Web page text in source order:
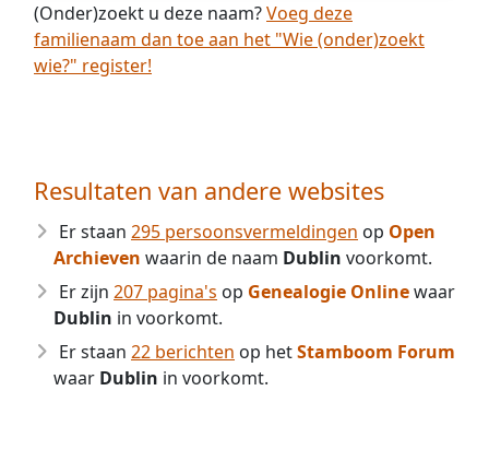
(Onder)zoekt u deze naam?Voeg deze
familienaam dan toe aan het "Wie (onder)zoekt
wie?" register!
Resultaten van andere websites
Er staan 295 persoonsvermeldingen op Open
Archieven waarin de naam Dublin voorkomt.
Er zijn 207 pagina's op Genealogie Onlinewaar
Dublin in voorkomt.
Er staan 22 berichten op hetStamboom Forum
waar Dublin in voorkomt.